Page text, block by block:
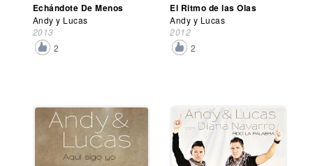
Echándote De Menos
Andy y Lucas
2013
2
El Ritmo de las Olas
Andy y Lucas
2012
2